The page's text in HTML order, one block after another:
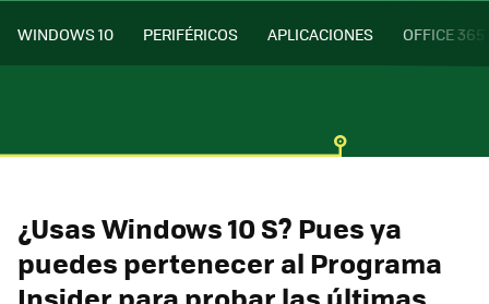
WINDOWS 10 PERIFÉRICOS APLICACIONES OFFICE 365
¿Usas Windows 10 S? Pues ya
puedes pertenecer al Programa